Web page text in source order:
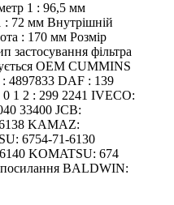
1 : 96,5 мм
: 72 мм Внутрішній
: 170 мм Розмір
застосування фільтра
OEM CUMMINS
4897833 DAF : 139
1 2 : 299 2241 IVECO:
33400 JCB:
KAMAZ:
6754-71-6130
KOMATSU: 674
BALDWIN: